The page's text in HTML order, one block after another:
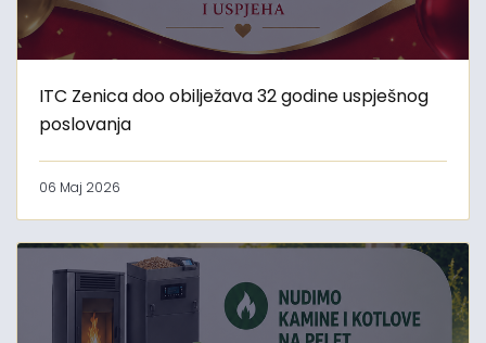
ITC Zenica doo obilježava 32 godine uspješnog
poslovanja
06 Maj 2026